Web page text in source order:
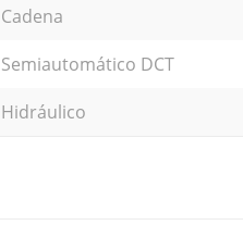
Cadena
Semiautomático DCT
Hidráulico